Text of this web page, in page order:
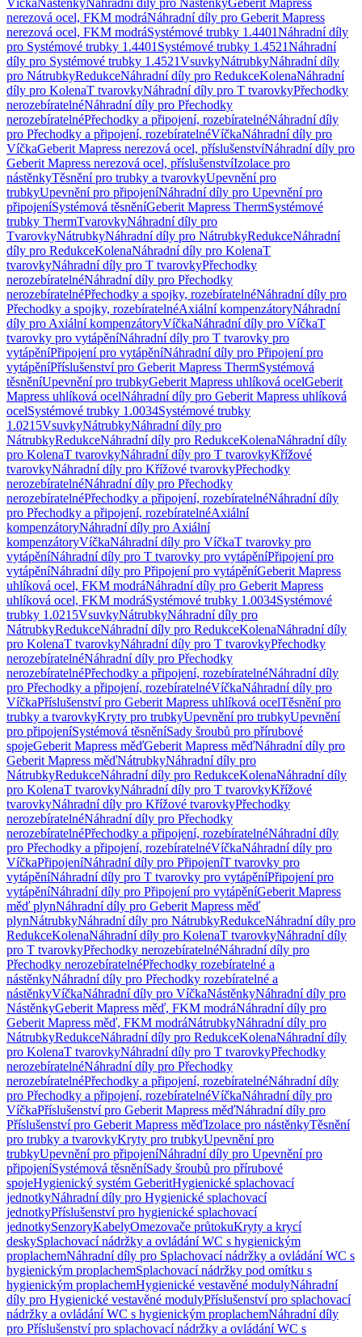
VíčkaNástěnkyNáhradní díly pro NástěnkyGeberit Mapress
nerezová ocel, FKM modráNáhradní díly pro Geberit Mapress
nerezová ocel, FKM modráSystémové trubky 1.4401Náhradní díly
pro Systémové trubky 1.4401 Systémové trubky 1.4521Náhradní
díly pro Systémové trubky 1.4521VsuvkyNátrubkyNáhradní díly
pro NátrubkyRedukceNáhradní díly pro RedukceKolenaNáhradní
díly pro KolenaT tvarovkyNáhradní díly pro T tvarovkyPřechodky
nerozebíratelnéNáhradní díly pro Přechodky
nerozebíratelnéPřechodky a připojení, rozebíratelnéNáhradní díly
pro Přechodky a připojení, rozebíratelnéVíčkaNáhradní díly pro
VíčkaGeberit Mapress nerezová ocel, příslušenstvíNáhradní díly pro
Geberit Mapress nerezová ocel, příslušenstvíIzolace pro
nástěnkyTěsnění pro trubky a tvarovkyUpevnění pro
trubkyUpevnění pro připojeníNáhradní díly pro Upevnění pro
připojeníSystémová těsněníGeberit Mapress ThermSystémové
trubky ThermTvarovkyNáhradní díly pro
TvarovkyNátrubkyNáhradní díly pro NátrubkyRedukceNáhradní
díly pro RedukceKolenaNáhradní díly pro KolenaT
tvarovkyNáhradní díly pro T tvarovkyPřechodky
nerozebíratelnéNáhradní díly pro Přechodky
nerozebíratelnéPřechodky a spojky, rozebíratelnéNáhradní díly pro
Přechodky a spojky, rozebíratelnéAxiální kompenzátoryNáhradní
díly pro Axiální kompenzátoryVíčkaNáhradní díly pro VíčkaT
tvarovky pro vytápěníNáhradní díly pro T tvarovky pro
vytápěníPřipojení pro vytápěníNáhradní díly pro Připojení pro
vytápěníPříslušenství pro Geberit Mapress ThermSystémová
těsněníUpevnění pro trubkyGeberit Mapress uhlíková ocelGeberit
Mapress uhlíková ocelNáhradní díly pro Geberit Mapress uhlíková
ocelSystémové trubky 1.0034Systémové trubky
1.0215VsuvkyNátrubkyNáhradní díly pro
NátrubkyRedukceNáhradní díly pro RedukceKolenaNáhradní díly
pro KolenaT tvarovkyNáhradní díly pro T tvarovkyKřížové
tvarovkyNáhradní díly pro Křížové tvarovkyPřechodky
nerozebíratelnéNáhradní díly pro Přechodky
nerozebíratelnéPřechodky a připojení, rozebíratelnéNáhradní díly
pro Přechodky a připojení, rozebíratelnéAxiální
kompenzátoryNáhradní díly pro Axiální
kompenzátoryVíčkaNáhradní díly pro VíčkaT tvarovky pro
vytápěníNáhradní díly pro T tvarovky pro vytápěníPřipojení pro
vytápěníNáhradní díly pro Připojení pro vytápěníGeberit Mapress
uhlíková ocel, FKM modráNáhradní díly pro Geberit Mapress
uhlíková ocel, FKM modráSystémové trubky 1.0034Systémové
trubky 1.0215VsuvkyNátrubkyNáhradní díly pro
NátrubkyRedukceNáhradní díly pro RedukceKolenaNáhradní díly
pro KolenaT tvarovkyNáhradní díly pro T tvarovkyPřechodky
nerozebíratelnéNáhradní díly pro Přechodky
nerozebíratelnéPřechodky a připojení, rozebíratelnéNáhradní díly
pro Přechodky a připojení, rozebíratelnéVíčkaNáhradní díly pro
VíčkaPříslušenství pro Geberit Mapress uhlíková ocelTěsnění pro
trubky a tvarovkyKryty pro trubkyUpevnění pro trubkyUpevnění
pro připojeníSystémová těsněníSady šroubů pro přírubové
spojeGeberit Mapress měďGeberit Mapress měďNáhradní díly pro
Geberit Mapress měďNátrubkyNáhradní díly pro
NátrubkyRedukceNáhradní díly pro RedukceKolenaNáhradní díly
pro KolenaT tvarovkyNáhradní díly pro T tvarovkyKřížové
tvarovkyNáhradní díly pro Křížové tvarovkyPřechodky
nerozebíratelnéNáhradní díly pro Přechodky
nerozebíratelnéPřechodky a připojení, rozebíratelnéNáhradní díly
pro Přechodky a připojení, rozebíratelnéVíčkaNáhradní díly pro
VíčkaPřipojeníNáhradní díly pro PřipojeníT tvarovky pro
vytápěníNáhradní díly pro T tvarovky pro vytápěníPřipojení pro
vytápěníNáhradní díly pro Připojení pro vytápěníGeberit Mapress
měď plynNáhradní díly pro Geberit Mapress měď
plynNátrubkyNáhradní díly pro NátrubkyRedukceNáhradní díly pro
RedukceKolenaNáhradní díly pro KolenaT tvarovkyNáhradní díly
pro T tvarovkyPřechodky nerozebíratelnéNáhradní díly pro
Přechodky nerozebíratelnéPřechodky rozebíratelné a
nástěnkyNáhradní díly pro Přechodky rozebíratelné a
nástěnkyVíčkaNáhradní díly pro VíčkaNástěnkyNáhradní díly pro
NástěnkyGeberit Mapress měď, FKM modráNáhradní díly pro
Geberit Mapress měď, FKM modráNátrubkyNáhradní díly pro
NátrubkyRedukceNáhradní díly pro RedukceKolenaNáhradní díly
pro KolenaT tvarovkyNáhradní díly pro T tvarovkyPřechodky
nerozebíratelnéNáhradní díly pro Přechodky
nerozebíratelnéPřechodky a připojení, rozebíratelnéNáhradní díly
pro Přechodky a připojení, rozebíratelnéVíčkaNáhradní díly pro
VíčkaPříslušenství pro Geberit Mapress měďNáhradní díly pro
Příslušenství pro Geberit Mapress měďIzolace pro nástěnkyTěsnění
pro trubky a tvarovkyKryty pro trubkyUpevnění pro
trubkyUpevnění pro připojeníNáhradní díly pro Upevnění pro
připojeníSystémová těsněníSady šroubů pro přírubové
spojeHygienický systém GeberitHygienické splachovací
jednotkyNáhradní díly pro Hygienické splachovací
jednotkyPříslušenství pro hygienické splachovací
jednotkySenzoryKabelyOmezovače průtokuKryty a krycí
deskySplachovací nádržky a ovládání WC s hygienickým
proplachemNáhradní díly pro Splachovací nádržky a ovládání WC s
hygienickým proplachemSplachovací nádržky pod omítku s
hygienickým proplachemHygienické vestavěné modulyNáhradní
díly pro Hygienické vestavěné modulyPříslušenství pro splachovací
nádržky a ovládání WC s hygienickým proplachemNáhradní díly
pro Příslušenství pro splachovací nádržky a ovládání WC s